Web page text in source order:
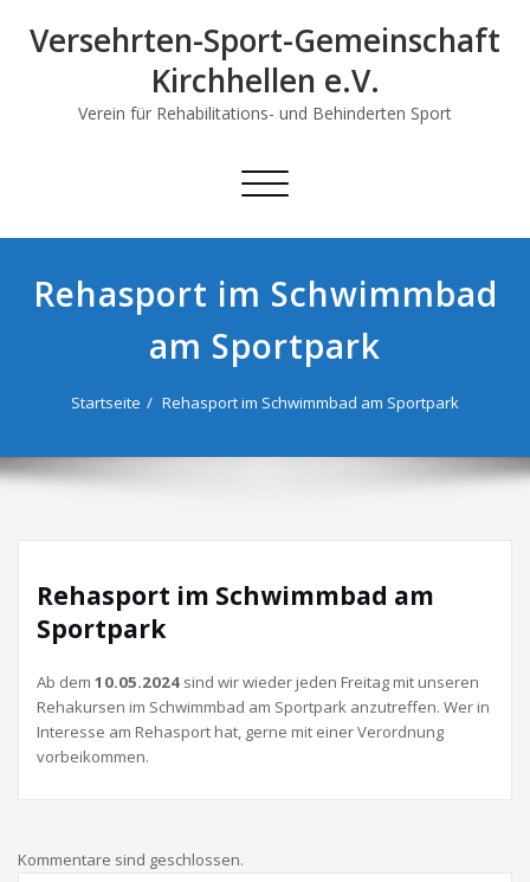
Versehrten-Sport-Gemeinschaft
Kirchhellen e.V.
Verein für Rehabilitations- und Behinderten Sport
Schalte
Rehasport im Schwimmbad
am Sportpark
Startseite Rehasport im Schwimmbad am Sportpark
Rehasport im Schwimmbad am
Sportpark
Ab dem 10.05.2024 sind wir wieder jeden Freitag mit unseren
Rehakursen im Schwimmbad am Sportpark anzutreffen. Wer in
Interesse am Rehasport hat, gerne mit einer Verordnung
vorbeikommen.
Kommentare sind geschlossen.